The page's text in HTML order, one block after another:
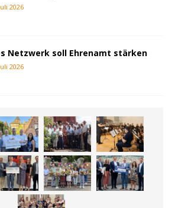
2026
Netzwerk soll Ehrenamt stärken
2026